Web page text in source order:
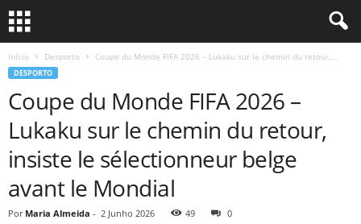
Início Desporto Coupe du Monde FIFA 2026 – Lukaku sur le chemin du retour,...
DESPORTO
Coupe du Monde FIFA 2026 –
Lukaku sur le chemin du retour,
insiste le sélectionneur belge
avant le Mondial
Por Maria Almeida - 2 Junho 2026 49 0